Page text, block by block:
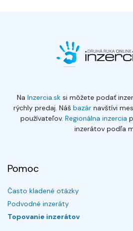
Na Inzercia.sksi môžete podať
rýchly predaj. Náš bazárnavštívi
používateľov. Regionálna inzercia
inzerátov podľa
Pomoc
Často kladené otázky
Podvodné inzeráty
Topovanie inzerátov